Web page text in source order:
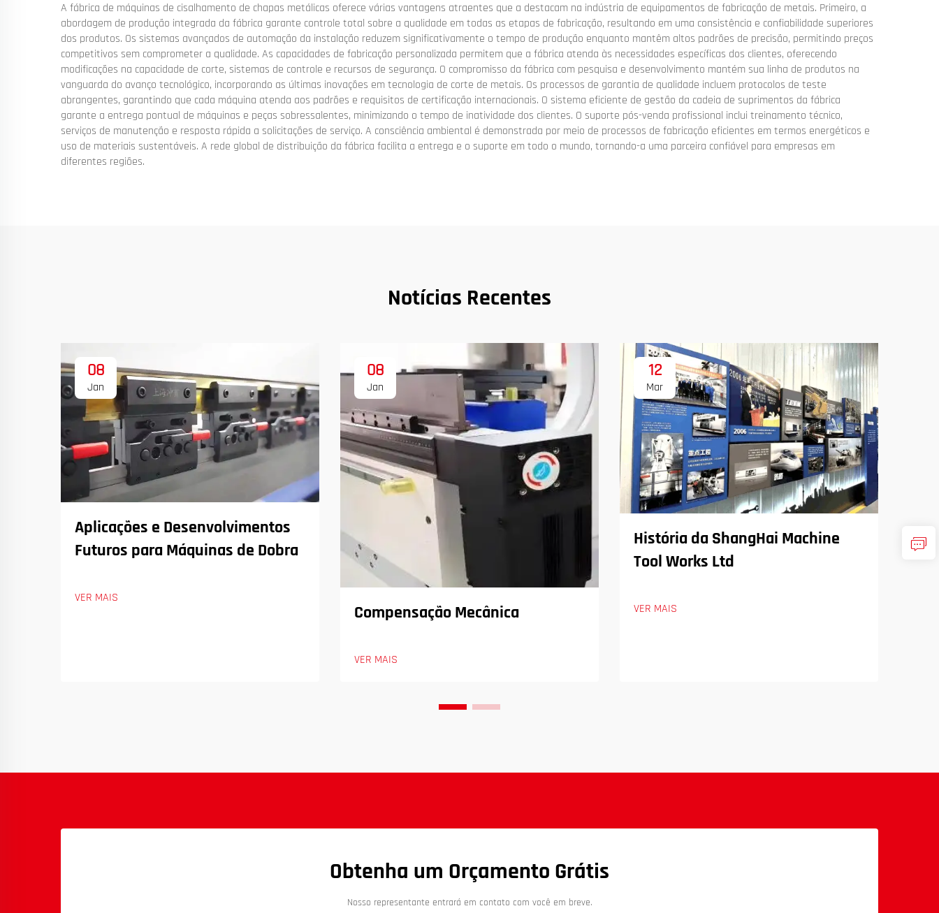
A fábrica de máquinas de cisalhamento de chapas metálicas oferece várias vantagens atraentes que a destacam na indústria de equipamentos de fabricação de metais. Primeiro, a
abordagem de produção integrada da fábrica garante controle total sobre a qualidade em todas as etapas de fabricação, resultando em uma consistência e confiabilidade superiores
dos produtos. Os sistemas avançados de automação da instalação reduzem significativamente o tempo de produção enquanto mantêm altos padrões de precisão, permitindo preços
competitivos sem comprometer a qualidade. As capacidades de fabricação personalizada permitem que a fábrica atenda às necessidades específicas dos clientes, oferecendo
modificações na capacidade de corte, sistemas de controle e recursos de segurança. O compromisso da fábrica com pesquisa e desenvolvimento mantém sua linha de produtos na
vanguarda do avanço tecnológico, incorporando as últimas inovações em tecnologia de corte de metais. Os processos de garantia de qualidade incluem protocolos de teste
abrangentes, garantindo que cada máquina atenda aos padrões e requisitos de certificação internacionais. O sistema eficiente de gestão da cadeia de suprimentos da fábrica
garante a entrega pontual de máquinas e peças sobressalentes, minimizando o tempo de inatividade dos clientes. O suporte pós-venda profissional inclui treinamento técnico,
serviços de manutenção e resposta rápida a solicitações de serviço. A consciência ambiental é demonstrada por meio de processos de fabricação eficientes em termos energéticos e
uso de materiais sustentáveis. A rede global de distribuição da fábrica facilita a entrega e o suporte em todo o mundo, tornando-a uma parceira confiável para empresas em
diferentes regiões.
Notícias Recentes
08
Jan
Aplicações e Desenvolvimentos
Futuros para Máquinas de Dobra
VER MAIS
08
Jan
Compensação Mecânica
VER MAIS
12
Mar
História da ShangHai Machine
Tool Works Ltd
VER MAIS
Obtenha um Orçamento Grátis
Nosso representante entrará em contato com você em breve.